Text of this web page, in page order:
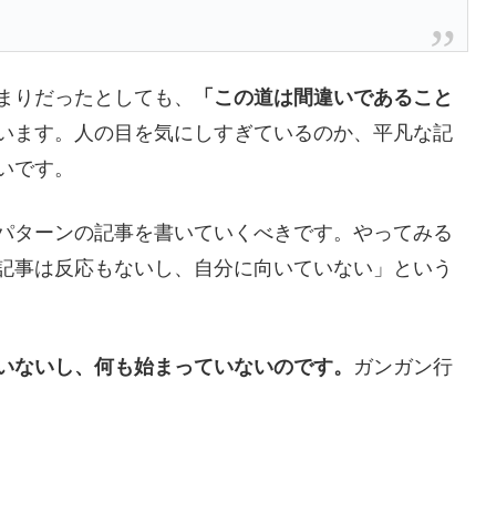
りだったとしても、
「この道は間違いであること
ます。人の目を気にしすぎているのか、平凡な記
です。
ターンの記事を書いていくべきです。やってみる
事は反応もないし、自分に向いていない」という
ないし、何も始まっていないのです。 ガンガン行